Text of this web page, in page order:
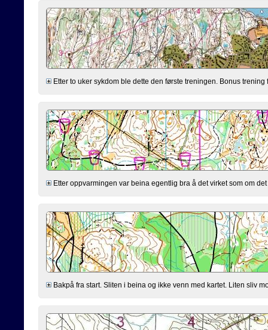
Etter to uker sykdom ble dette den første treningen. Bonus
Etter oppvarmingen var beina egentlig bra å det virket som om
Bakpå fra start. Sliten i beina og ikke venn med kartet. Liten sliv